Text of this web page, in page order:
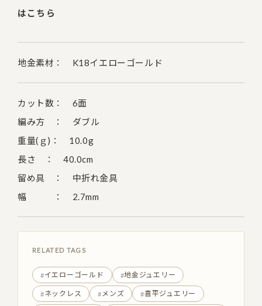
はこちら
地金素材： K18イエローゴールド
カット数： 6面
編み方 ： ダブル
重量(ｇ)： 10.0g
長さ ： 40.0cm
留め具 ： 中折れ金具
幅 ： 2.7mm
RELATED TAGS
イエローゴールド 地金ジュエリー
ネックレス メンズ 喜平ジュエリー